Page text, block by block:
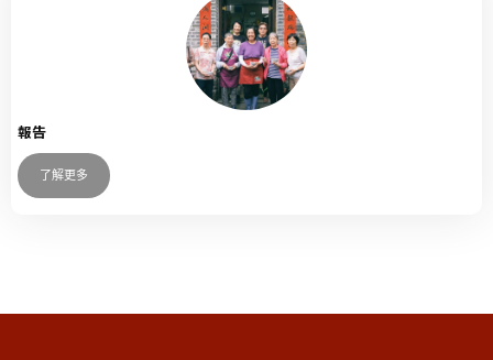
報告
了解更多